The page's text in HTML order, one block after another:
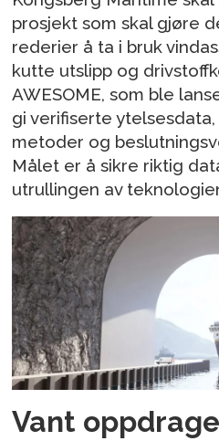
prosjekt som skal gjøre
rederier å ta i bruk
kutte utslipp og
AWESOME, som ble
gi verifiserte
metoder og
Målet er å sikre riktig
utrullingen av
Vant